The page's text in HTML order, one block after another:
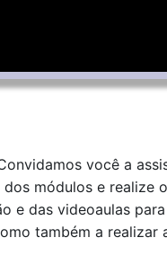
você a
módulos e realize
e das videoaulas
também a realizar